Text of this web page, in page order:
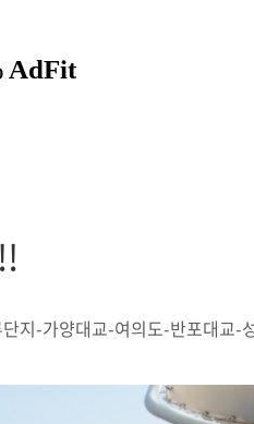
지-가양대교-여의도-반포대교-